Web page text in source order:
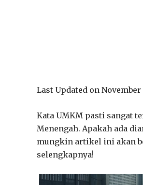
Last Updated on November
Kata UMKM pasti sangat
Menengah. Apakah ada
mungkin artikel ini akan
selengkapnya!